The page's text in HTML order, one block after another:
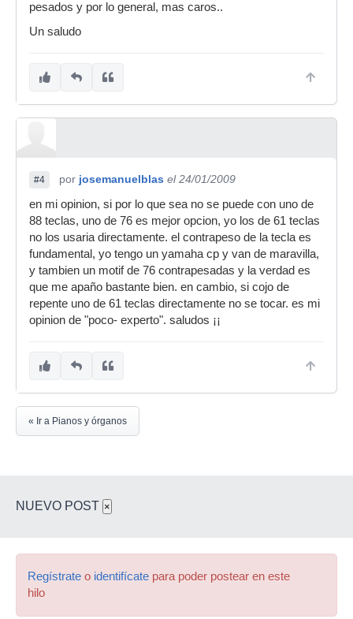
pesados y por lo general, mas caros..
Un saludo
#4 por josemanuelblas el 24/01/2009
en mi opinion, si por lo que sea no se puede con uno de
88 teclas, uno de 76 es mejor opcion, yo los de 61 teclas
no los usaria directamente. el contrapeso de la tecla es
fundamental, yo tengo un yamaha cp y van de maravilla,
y tambien un motif de 76 contrapesadas y la verdad es
que me apaño bastante bien. en cambio, si cojo de
repente uno de 61 teclas directamente no se tocar. es mi
opinion de "poco- experto". saludos ¡¡
« Ir a Pianos y órganos
NUEVO POST ×
Regístrate o identifícate para poder postear en este
hilo